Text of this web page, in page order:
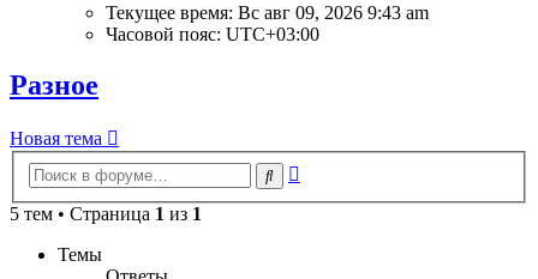
Текущее время: Вс авг 09, 2026 9:43 am
Часовой пояс: UTC+03:00
Разное
Новая тема
Поиск
5 тем • Страница 1 из 1
Темы